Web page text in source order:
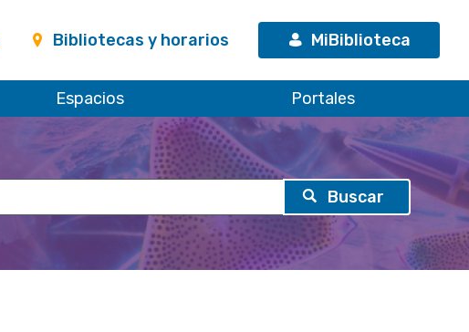
Bibliotecas y horarios MiBiblioteca
Espacios Portales